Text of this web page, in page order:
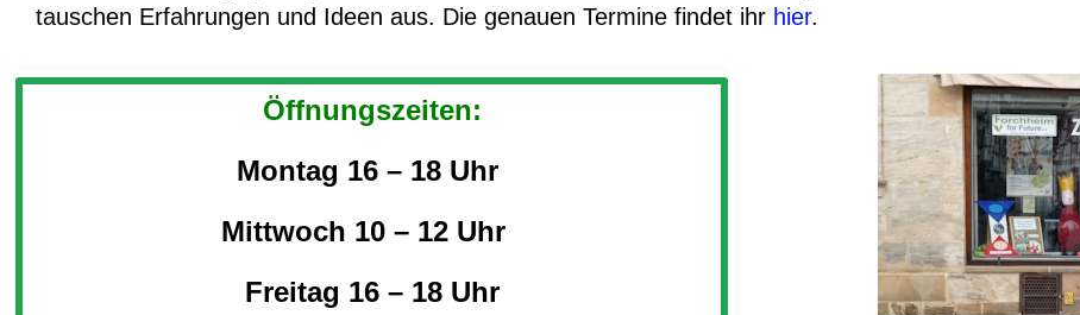
tauschen Erfahrungen und Ideen aus. Die genauen Termine findet ihr hier.
Öffnungszeiten:
Montag 16 – 18 Uhr
Mittwoch 10 – 12 Uhr
Freitag 16 – 18 Uhr